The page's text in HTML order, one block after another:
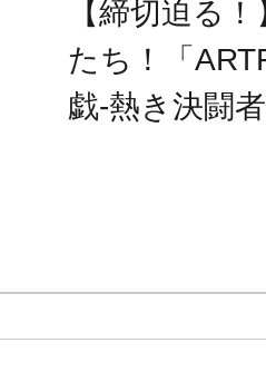
【締切迫る
たち！「
戯-熱き決闘